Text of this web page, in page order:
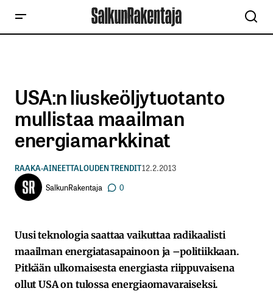
USA:n liuskeöljytuotanto
mullistaa maailman
energiamarkkinat
RAAKA-AINEETTALOUDEN TRENDIT12.2.2013
SalkunRakentaja
0
Uusi teknologia saattaa vaikuttaa radikaalisti
maailman energiatasapainoon ja –politiikkaan.
Pitkään ulkomaisesta energiasta riippuvaisena
ollut USA on tulossa energiaomavaraiseksi.